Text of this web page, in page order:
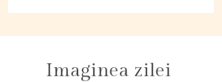
Imaginea zilei